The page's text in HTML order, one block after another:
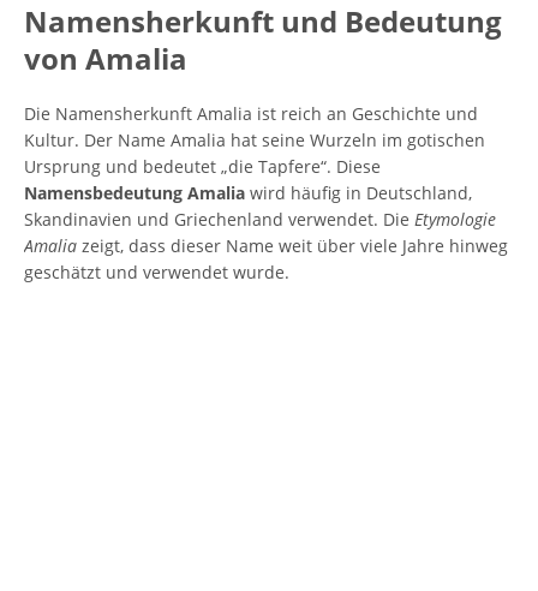
Namensherkunft und Bedeutung
von Amalia
Die Namensherkunft Amalia ist reich an Geschichte und
Kultur. Der Name Amalia hat seine Wurzeln im gotischen
Ursprung und bedeutet „die Tapfere“. Diese
Namensbedeutung Amalia wird häufig in Deutschland,
Skandinavien und Griechenland verwendet. Die Etymologie
Amalia zeigt, dass dieser Name weit über viele Jahre hinweg
geschätzt und verwendet wurde.